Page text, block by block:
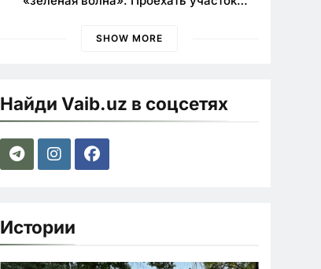
SHOW MORE
Найди Vaib.uz в соцсетях
Истории